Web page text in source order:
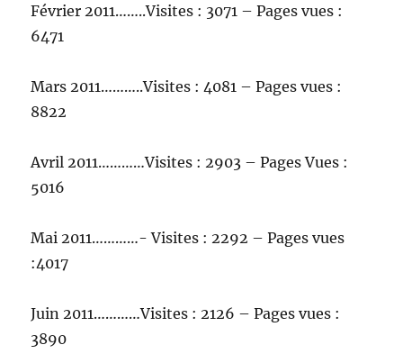
Février 2011……..Visites : 3071 – Pages vues :
6471
Mars 2011………..Visites : 4081 – Pages vues :
8822
Avril 2011…………Visites : 2903 – Pages Vues :
5016
Mai 2011…………- Visites : 2292 – Pages vues
:4017
Juin 2011…………Visites : 2126 – Pages vues :
3890